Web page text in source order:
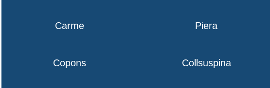
Carme Piera
Copons Collsuspina